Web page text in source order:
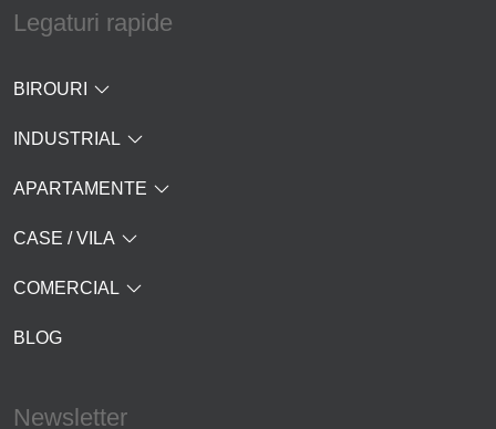
Legaturi rapide
BIROURI
INDUSTRIAL
APARTAMENTE
CASE / VILA
COMERCIAL
BLOG
Newsletter